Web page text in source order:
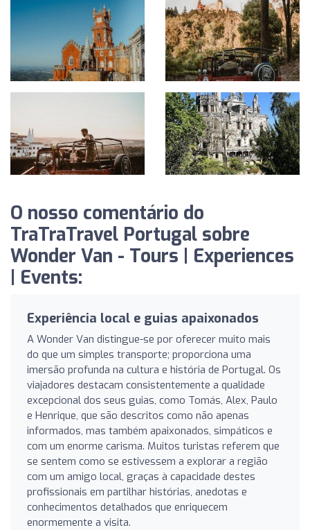
O nosso comentário do
TraTraTravel Portugal sobre
Wonder Van - Tours | Experiences
| Events:
Experiência local e guias apaixonados
A Wonder Van distingue-se por oferecer muito mais
do que um simples transporte; proporciona uma
imersão profunda na cultura e história de Portugal. Os
viajadores destacam consistentemente a qualidade
excepcional dos seus guias, como Tomás, Alex, Paulo
e Henrique, que são descritos como não apenas
informados, mas também apaixonados, simpáticos e
com um enorme carisma. Muitos turistas referem que
se sentem como se estivessem a explorar a região
com um amigo local, graças à capacidade destes
profissionais em partilhar histórias, anedotas e
conhecimentos detalhados que enriquecem
enormemente a visita.